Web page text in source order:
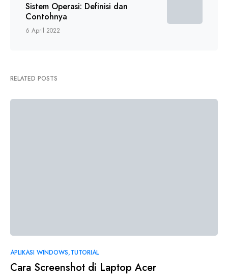
Sistem Operasi: Definisi dan
Contohnya
6 April 2022
RELATED POSTS
APLIKASI WINDOWS TUTORIAL
Cara Screenshot di Laptop Acer